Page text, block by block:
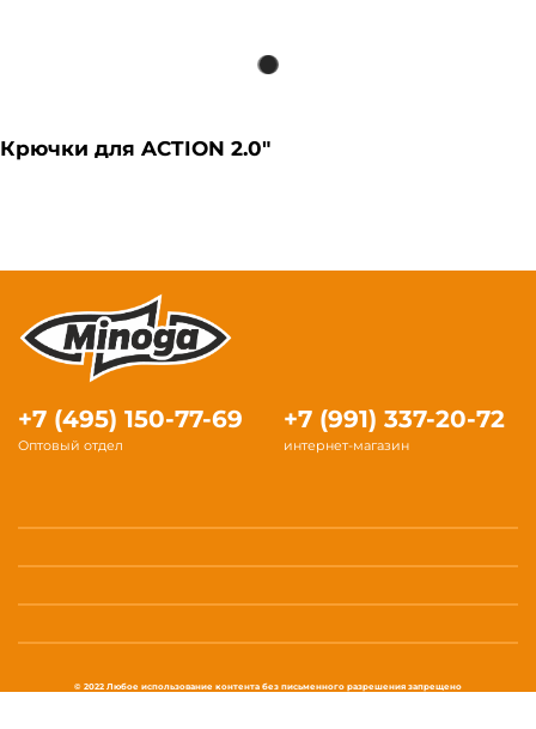
Крючки для ACTION 2.0"
+7 (495) 150-77-69
Оптовый отдел
+7 (991) 337-20-72
интернет-магазин
© 2022 Любое использование контента без письменного разрешения запрещено